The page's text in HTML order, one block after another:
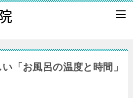
「お風呂の温度と時間」